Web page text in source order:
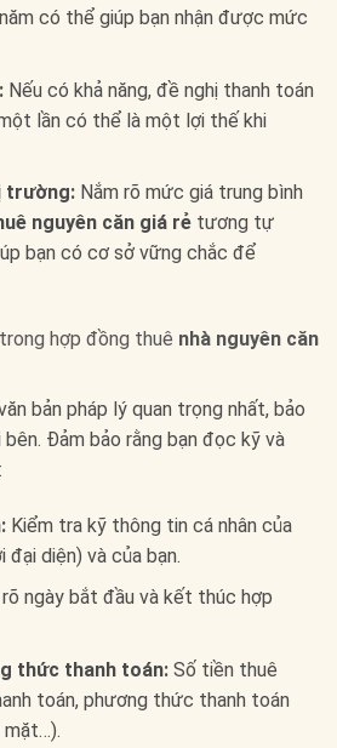
có thể giúp bạn nhận được mức
Nếu có khả năng, đề nghị thanh toán
lần có thể là một lợi thế khi
trường:Nắm rõ mức giá trung bình
nguyên căn giá rẻtương tự
bạn có cơ sở vững chắc để
hợp đồng thuê nhà nguyên căn
bản pháp lý quan trọng nhất, bảo
Đảm bảo rằng bạn đọc kỹ và
Kiểm tra kỹ thông tin cá nhân của
đại diện) và của bạn.
ngày bắt đầu và kết thúc hợp
thức thanh toán:Số tiền thuê
toán, phương thức thanh toán
mặt…).